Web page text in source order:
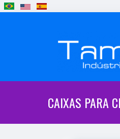
CAIXAS PARA